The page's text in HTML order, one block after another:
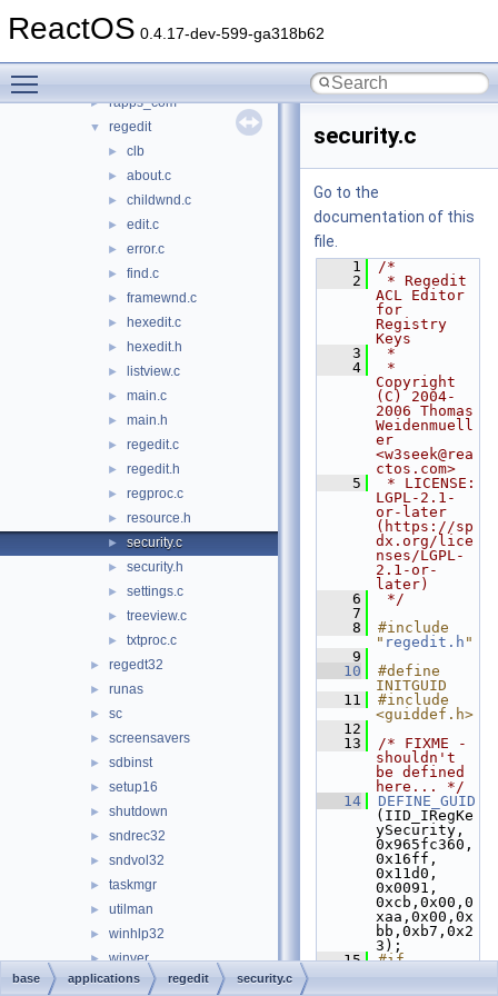
ReactOS 0.4.17-dev-599-ga318b62
► notepad
► rapps_com
▼ regedit
► clb
► about.c
► childwnd.c
► edit.c
► error.c
► find.c
► framewnd.c
► hexedit.c
► hexedit.h
► listview.c
► main.c
► main.h
► regedit.c
► regedit.h
► regproc.c
► resource.h
► security.c
► security.h
► settings.c
► treeview.c
► txtproc.c
► regedt32
► runas
► sc
► screensavers
► sdbinst
► setup16
► shutdown
► sndrec32
► sndvol32
► taskmgr
► utilman
► winhlp32
► winver
► wordpad
security.c
Go to the
documentation of this
file.
    1
/*
    2
* Regedit
ACL Editor
for
Registry
Keys
    3
*
    4
*
Copyright
(C) 2004-
2006 Thomas
Weidenmuell
er
<w3seek@rea
ctos.com>
    5
* LICENSE:
LGPL-2.1-
or-later
(https://sp
dx.org/lice
nses/LGPL-
2.1-or-
later)
    6
*/
    7
    8
#include
" regedit.h "
    9
   10
#define
INITGUID
   11
#include
<guiddef.h>
   12
   13
/* FIXME -
shouldn't
be defined
here... */
   14
DEFINE_GUID
(IID_IRegKe
ySecurity,
0x965fc360,
0x16ff,
0x11d0,
0x0091,
0xcb,0x00,0
xaa,0x00,0x
bb,0xb7,0x2
3);
   15
#if
base applications regedit security.c